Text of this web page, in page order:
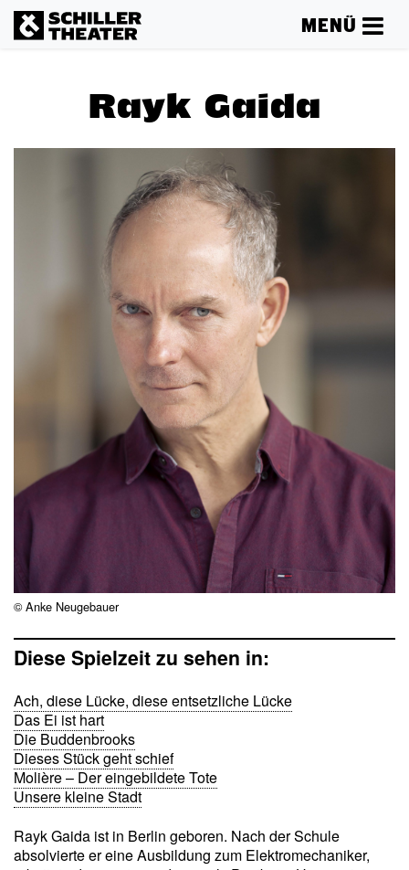
MENÜ
Rayk Gaida
© Anke Neugebauer
Diese Spielzeit zu sehen in:
Ach, diese Lücke, diese entsetzliche Lücke
Das Ei ist hart
Die Buddenbrooks
Dieses Stück geht schief
Molière – Der eingebildete Tote
Unsere kleine Stadt
Rayk Gaida ist in Berlin geboren. Nach der Schule
absolvierte er eine Ausbildung zum Elektromechaniker,